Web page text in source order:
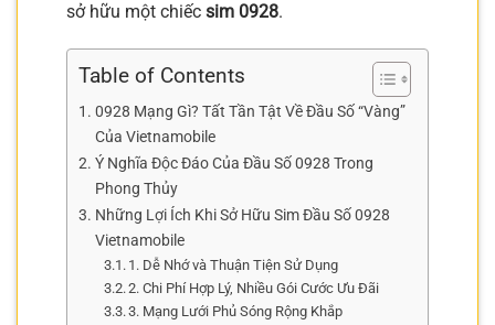
sở hữu một chiếc sim 0928.
Table of Contents
0928 Mạng Gì? Tất Tần Tật Về Đầu Số “Vàng”
Của Vietnamobile
Ý Nghĩa Độc Đáo Của Đầu Số 0928 Trong
Phong Thủy
Những Lợi Ích Khi Sở Hữu Sim Đầu Số 0928
Vietnamobile
1. Dễ Nhớ và Thuận Tiện Sử Dụng
2. Chi Phí Hợp Lý, Nhiều Gói Cước Ưu Đãi
3. Mạng Lưới Phủ Sóng Rộng Khắp